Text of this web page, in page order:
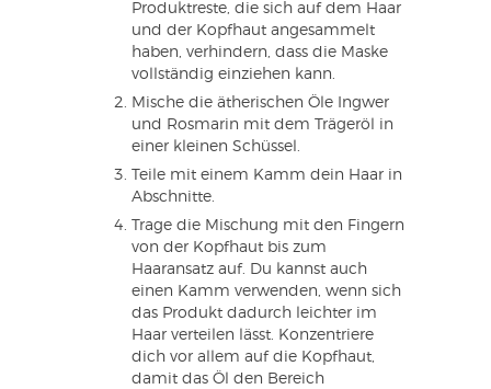
Produktreste, die sich auf dem Haar
und der Kopfhaut angesammelt
haben, verhindern, dass die Maske
vollständig einziehen kann.
Mische die ätherischen Öle Ingwer
und Rosmarin mit dem Trägeröl in
einer kleinen Schüssel.
Teile mit einem Kamm dein Haar in
Abschnitte.
Trage die Mischung mit den Fingern
von der Kopfhaut bis zum
Haaransatz auf. Du kannst auch
einen Kamm verwenden, wenn sich
das Produkt dadurch leichter im
Haar verteilen lässt. Konzentriere
dich vor allem auf die Kopfhaut,
damit das Öl den Bereich